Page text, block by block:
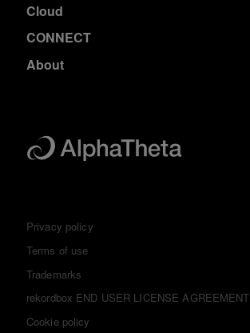
Cloud
CONNECT
About
Privacy policy
Terms of use
Trademarks
rekordbox END USER LICENSE AGREEMENT
Cookie policy